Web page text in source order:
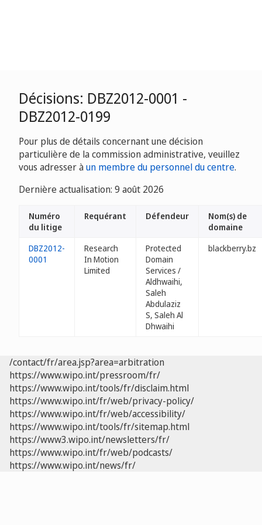
Décisions: DBZ2012-0001 -
DBZ2012-0199
Pour plus de détails concernant une décision
particulière de la commission administrative, veuillez
vous adresser àun membre du personnel du centre.
Dernière actualisation: 9 août 2026
Numéro
du litige
Requérant Défendeur
Nom(s) de
domaine
DBZ2012-
0001
Research
In Motion
Limited
Protected
Domain
Services /
Aldhwaihi,
Saleh
Abdulaziz
S, Saleh Al
Dhwaihi
blackberry.bz
/contact/fr/area.jsp?area=arbitration
https://www.wipo.int/pressroom/fr/
https://www.wipo.int/tools/fr/disclaim.html
https://www.wipo.int/fr/web/privacy-policy/
https://www.wipo.int/fr/web/accessibility/
https://www.wipo.int/tools/fr/sitemap.html
https://www3.wipo.int/newsletters/fr/
https://www.wipo.int/fr/web/podcasts/
https://www.wipo.int/news/fr/